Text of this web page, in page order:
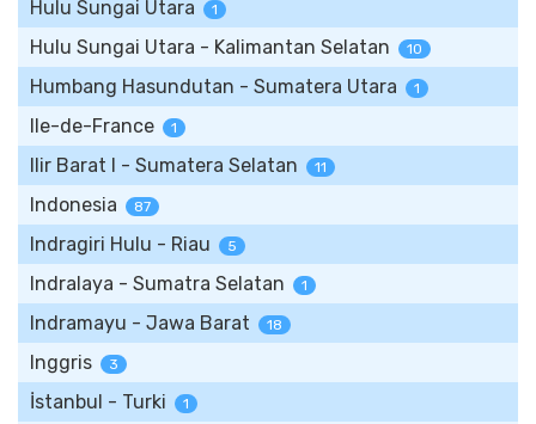
Hulu Sungai Utara 1
Hulu Sungai Utara - Kalimantan Selatan 10
Humbang Hasundutan - Sumatera Utara 1
Ile-de-France 1
Ilir Barat I - Sumatera Selatan 11
Indonesia 87
Indragiri Hulu - Riau 5
Indralaya - Sumatra Selatan 1
Indramayu - Jawa Barat 18
Inggris 3
İstanbul - Turki 1